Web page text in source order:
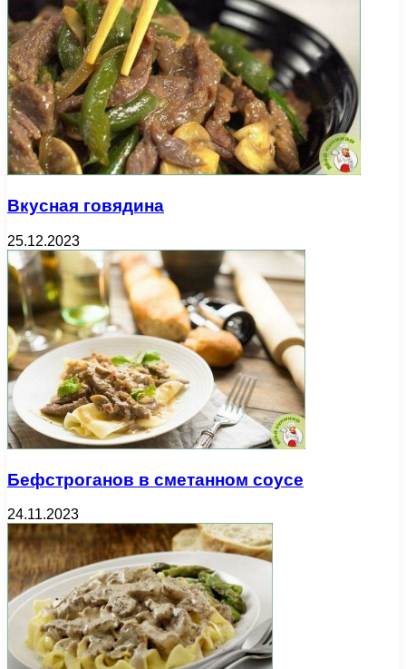
Вкусная говядина
25.12.2023
Бефстроганов в сметанном соусе
24.11.2023